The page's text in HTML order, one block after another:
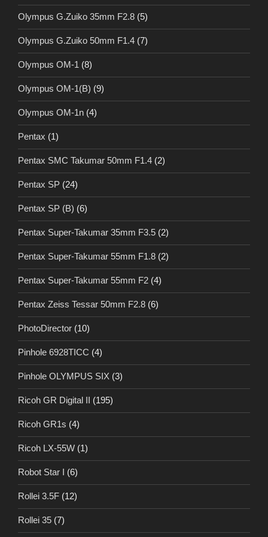
Olympus G.Zuiko 35mm F2.8 (5)
Olympus G.Zuiko 50mm F1.4 (7)
Olympus OM-1 (8)
Olympus OM-1(B) (9)
Olympus OM-1n (4)
Pentax (1)
Pentax SMC Takumar 50mm F1.4 (2)
Pentax SP (24)
Pentax SP (B) (6)
Pentax Super-Takumar 35mm F3.5 (2)
Pentax Super-Takumar 55mm F1.8 (2)
Pentax Super-Takumar 55mm F2 (4)
Pentax Zeiss Tessar 50mm F2.8 (6)
PhotoDirector (10)
Pinhole 6928TICC (4)
Pinhole OLYMPUS SIX (3)
Ricoh GR Digital II (195)
Ricoh GR1s (4)
Ricoh LX-55W (1)
Robot Star I (6)
Rollei 3.5F (12)
Rollei 35 (7)